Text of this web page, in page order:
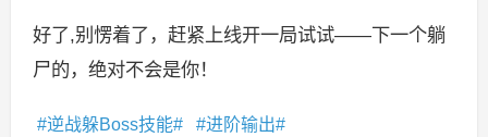
好了,别愣着了，赶紧上线开一局试试——下一个躺
尸的，绝对不会是你！
逆战躲Boss技能 进阶输出